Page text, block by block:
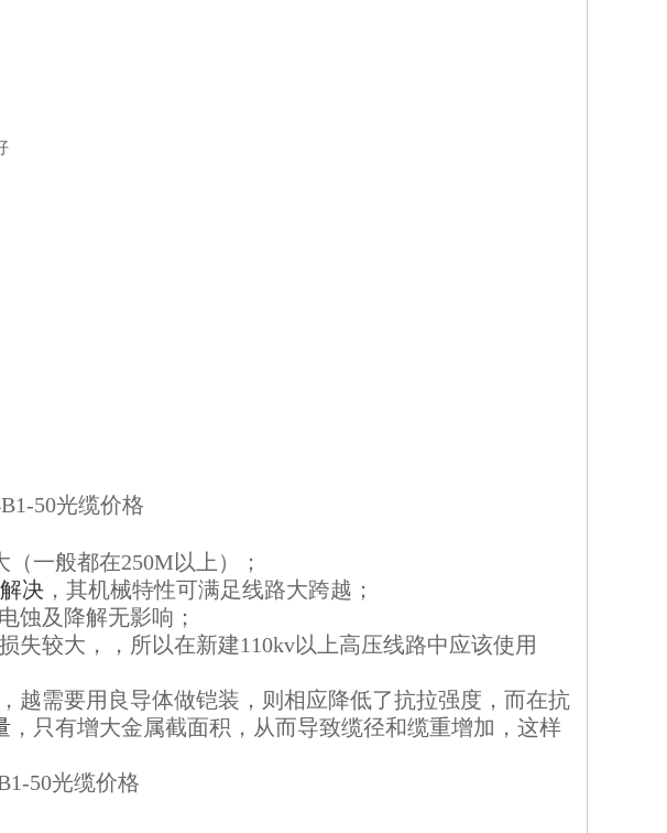
50光缆价格
（一般都在250M以上）；
解决 ，其机械特性可满足线路大跨越；
蚀及降解无影响；
失较大，，所以在新建110kv以上高压线路中应该使用
越需要用良导体做铠装，则相应降低了抗拉强度，而在抗
，只有增大金属截面积，从而导致缆径和缆重增加，这样
50光缆价格